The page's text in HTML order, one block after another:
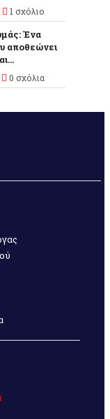
1 σχόλιο
Ένα
αποθεώνει
0 σχόλια